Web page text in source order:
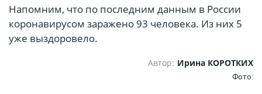
Напомним, что по последним данным в России
коронавирусом заражено 93 человека. Из них 5
уже выздоровело.
Автор: Ирина КОРОТКИХ
Фото: